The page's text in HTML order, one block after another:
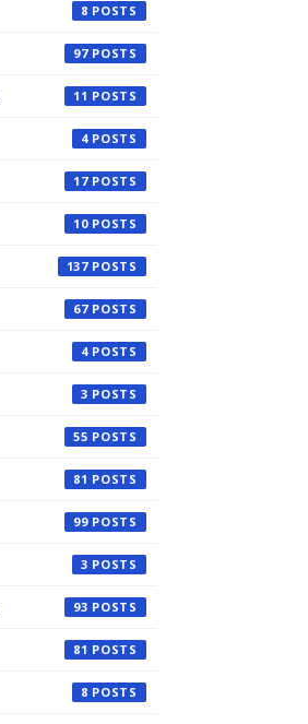
8
97
11
4
17
10
137
67
4
3
55
81
99
3
93
81
8